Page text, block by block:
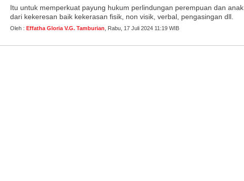
Itu untuk memperkuat payung hukum perlindungan perempuan dan anak
dari kekeresan baik kekerasan fisik, non visik, verbal, pengasingan dll.
Oleh : Effatha Gloria V.G. Tamburian , Rabu, 17 Juli 2024 11:19 WIB